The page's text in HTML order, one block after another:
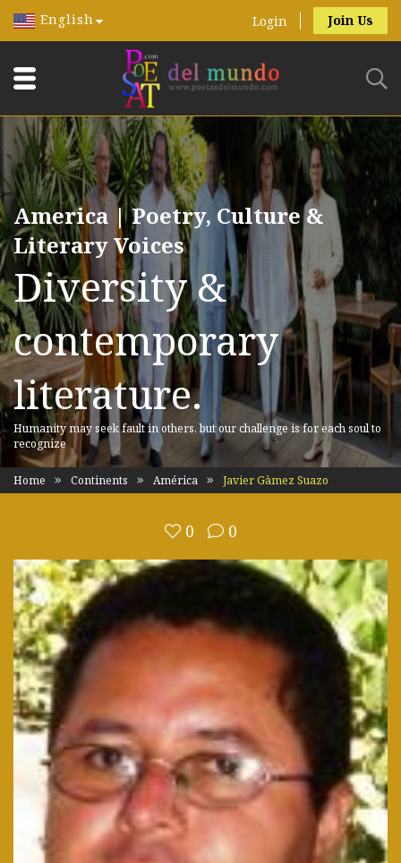
English Login Join Us
America | Poetry, Culture &
Literary Voices
Diversity &
contemporary
literature.
Humanity may seek fault in others, but our challenge is for each soul to
recognize
Home Continents América Javier Gàmez Suazo
0 0